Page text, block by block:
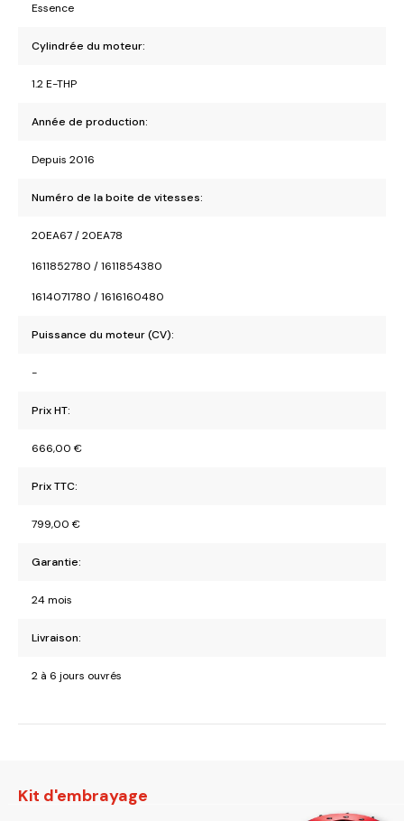
Essence
Cylindrée du moteur:
1.2 E-THP
Année de production:
Depuis 2016
Numéro de la boite de vitesses:
20EA67 / 20EA78
1611852780 / 1611854380
1614071780 / 1616160480
Puissance du moteur (CV):
-
Prix HT:
666,00 €
Prix TTC:
799,00 €
Garantie:
24 mois
Livraison:
2 à 6 jours ouvrés
Kit d'embrayage